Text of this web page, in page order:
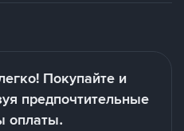
Покупайте и
предпочтительные
оплаты.